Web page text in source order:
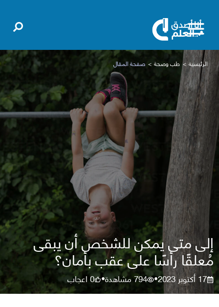
الرئيسية طب وصحة صفحة المقال
إلى متى يمكن للشخص أن يبقى
مُعلقًا رأسًا على عقب بأمان؟
17 أكتوبر 2023 •
794مشاهدة•
0اعجاب